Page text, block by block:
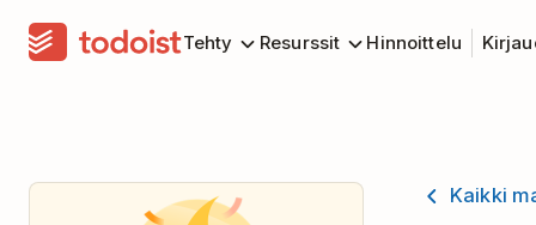
Tehty Resurssit Hinnoittelu
Kaikki